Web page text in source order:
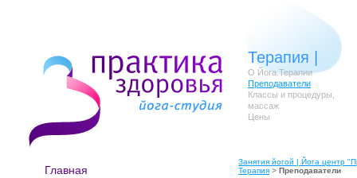
Терапия
О Йога.Терапии
Преподаватели
Классы и процедуры,
массаж
Цены
Главная
Занятия йогой | Йога центр
Терапия > Преподаватели